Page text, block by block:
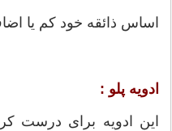
اساس ذائقه خود کم یا
ادویه پلو :
این ادویه برای درست